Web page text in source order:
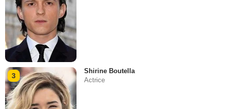
3
Shirine Boutella
Actrice